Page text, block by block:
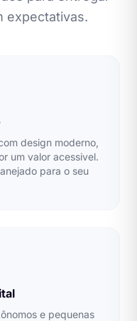
expectativas.
design moderno,
um valor acessivel.
para o seu
e pequenas